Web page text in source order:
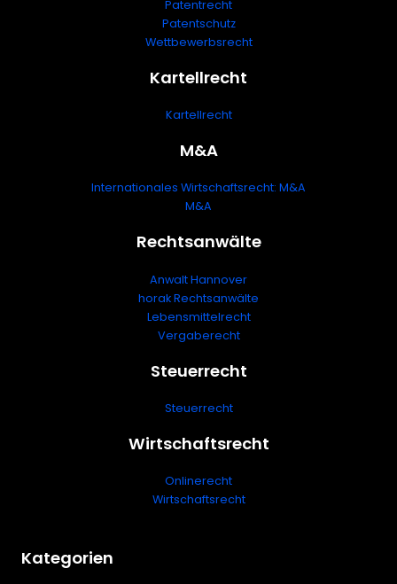
Patentrecht
Patentschutz
Wettbewerbsrecht
Kartellrecht
Kartellrecht
M&A
Internationales Wirtschaftsrecht: M&A
M&A
Rechtsanwälte
Anwalt Hannover
horak Rechtsanwälte
Lebensmittelrecht
Vergaberecht
Steuerrecht
Steuerrecht
Wirtschaftsrecht
Onlinerecht
Wirtschaftsrecht
Kategorien